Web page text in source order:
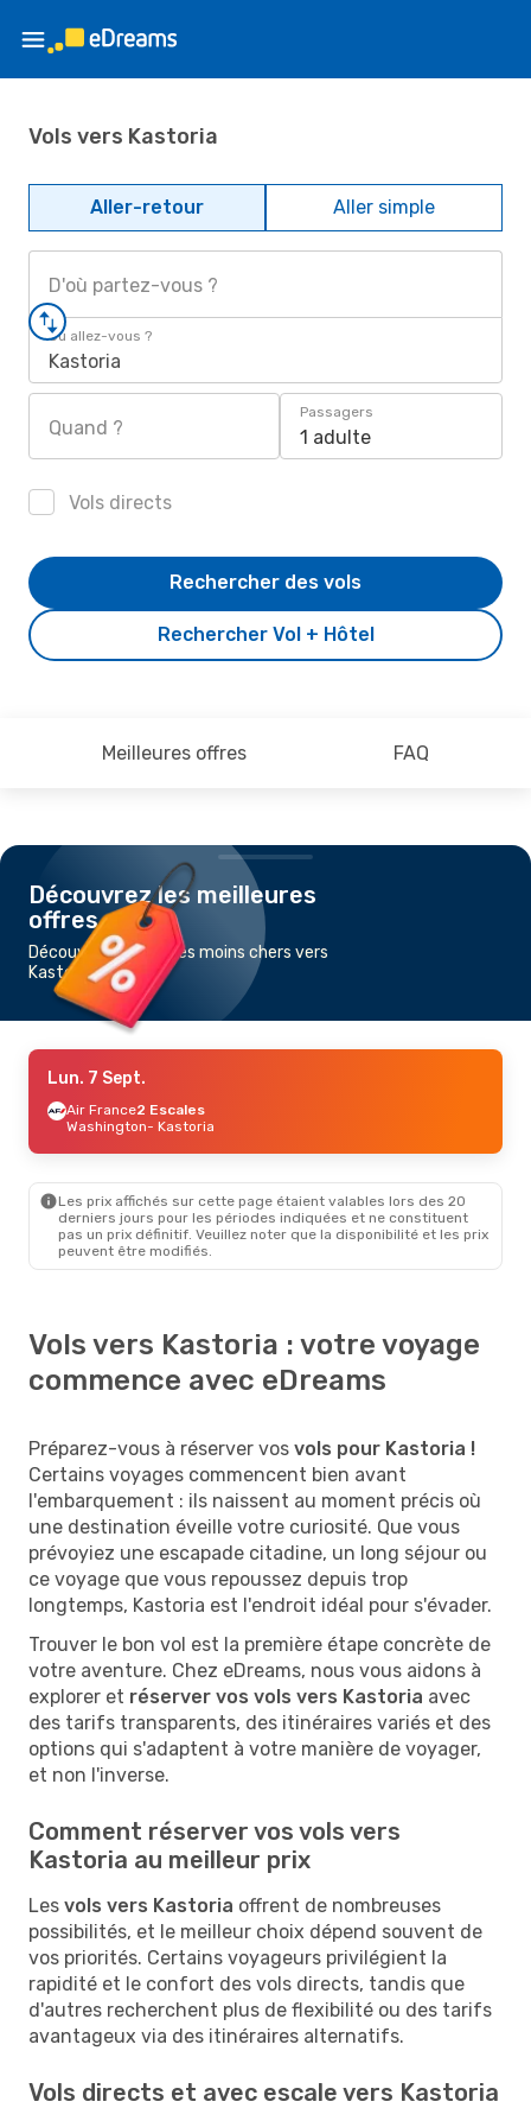
Vols vers Kastoria
Aller-retour Aller simple
D'où partez-vous ?
Où allez-vous ?
Kastoria
Quand ?
Passagers
1 adulte
Vols directs
Rechercher Vol + Hôtel
Rechercher des vols
Meilleures offres FAQ
Découvrez les meilleures
offres
Découvrez les vols les moins chers vers
Kastoria
Lun. 7 Sept.
Air France2 Escales
Washington- Kastoria
Les prix affichés sur cette page étaient valables lors des 20
derniers jours pour les périodes indiquées et ne constituent
pas un prix définitif. Veuillez noter que la disponibilité et les prix
peuvent être modifiés.
Vols vers Kastoria : votre voyage
commence avec eDreams
Préparez-vous à réserver vos vols pour Kastoria !
Certains voyages commencent bien avant
l'embarquement : ils naissent au moment précis où
une destination éveille votre curiosité. Que vous
prévoyiez une escapade citadine, un long séjour ou
ce voyage que vous repoussez depuis trop
longtemps, Kastoria est l'endroit idéal pour s'évader.
Trouver le bon vol est la première étape concrète de
votre aventure. Chez eDreams, nous vous aidons à
explorer et réserver vos vols vers Kastoria avec
des tarifs transparents, des itinéraires variés et des
options qui s'adaptent à votre manière de voyager,
et non l'inverse.
Comment réserver vos vols vers
Kastoria au meilleur prix
Les vols vers Kastoria offrent de nombreuses
possibilités, et le meilleur choix dépend souvent de
vos priorités. Certains voyageurs privilégient la
rapidité et le confort des vols directs, tandis que
d'autres recherchent plus de flexibilité ou des tarifs
avantageux via des itinéraires alternatifs.
Vols directs et avec escale vers Kastoria